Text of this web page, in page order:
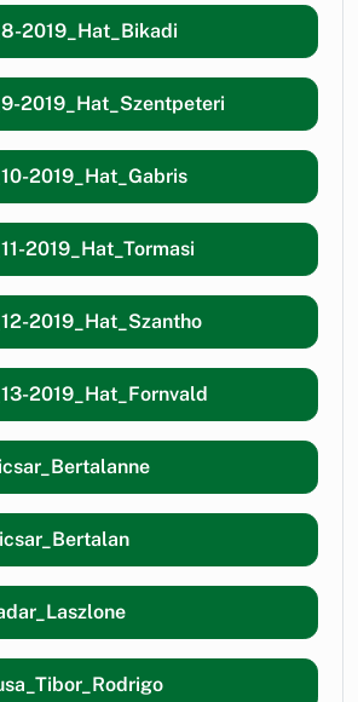
2019_Hat_Bikadi
2019_Hat_Szentpeteri
2019_Hat_Gabris
2019_Hat_Tormasi
2019_Hat_Szantho
2019_Hat_Fornvald